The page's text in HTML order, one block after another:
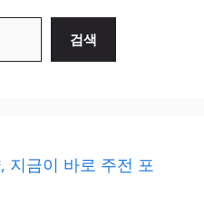
검색
지금이 바로 주전 포